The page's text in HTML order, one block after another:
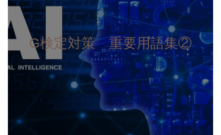
G検定対策 重要用語集②